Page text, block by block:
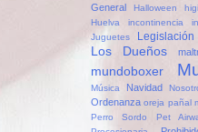
General Halloween
Huelva incontinencia
Juguetes
Legislación
Los Dueños
mundoboxer
Música Navidad
Ordenanza oreja pañal
Perro Sordo
Pet